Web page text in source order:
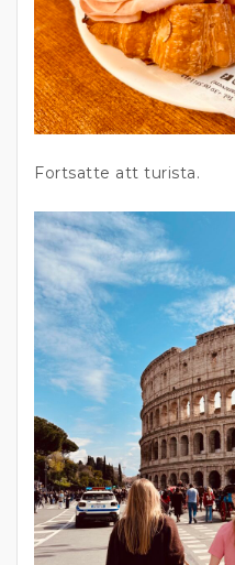
Fortsatte att turista.